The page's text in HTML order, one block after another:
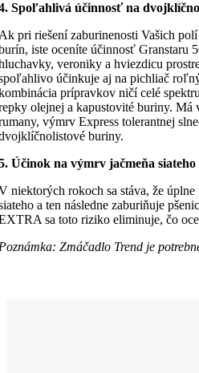
Spoľahlivá účinnosť na
pri riešení zaburinenosti Vašich
iste oceníte účinnosť Granstaru
veroniky a hviezdicu
účinkuje aj na pichliač
prípravkov ničí celé
olejnej a kapustovité buriny. Má
výmrv Express tolerantnej
buriny.
Účinok na výmrv jačmeňa siateho
niektorých rokoch sa stáva, že
a ten následne zaburiňuje
sa toto riziko eliminuje, čo
Zmáčadlo Trend je